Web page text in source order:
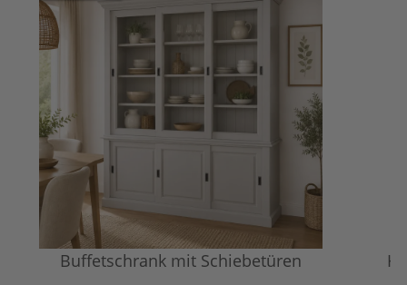
Buffetschrank mit Schiebetüren